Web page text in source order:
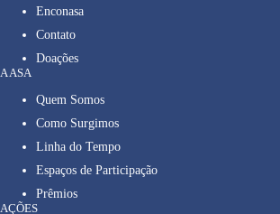
Enconasa
Contato
Doações
A ASA
Quem Somos
Como Surgimos
Linha do Tempo
Espaços de Participação
Prêmios
AÇÕES